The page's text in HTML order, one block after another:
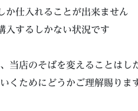
か仕入れることが出来ません
入するしかない状況です
当店のそばを変えることはし
くためにどうかご理解賜りま